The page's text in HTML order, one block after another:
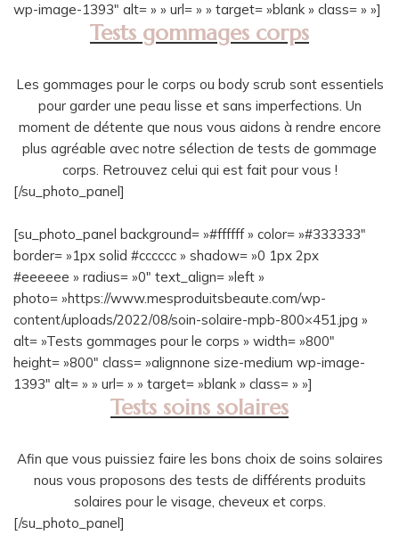
wp-image-1393″ alt= » » url= » » target= »blank » class= » »]
Tests gommages corps
Les gommages pour le corps ou body scrub sont essentiels
pour garder une peau lisse et sans imperfections. Un
moment de détente que nous vous aidons à rendre encore
plus agréable avec notre sélection de tests de gommage
corps. Retrouvez celui qui est fait pour vous !
[/su_photo_panel]
[su_photo_panel background= »#ffffff » color= »#333333″
border= »1px solid #cccccc » shadow= »0 1px 2px
#eeeeee » radius= »0″ text_align= »left »
photo= »https://www.mesproduitsbeaute.com/wp-
content/uploads/2022/08/soin-solaire-mpb-800×451.jpg »
alt= »Tests gommages pour le corps » width= »800″
height= »800″ class= »alignnone size-medium wp-image-
1393″ alt= » » url= » » target= »blank » class= » »]
Tests soins solaires
Afin que vous puissiez faire les bons choix de soins solaires
nous vous proposons des tests de différents produits
solaires pour le visage, cheveux et corps.
[/su_photo_panel]